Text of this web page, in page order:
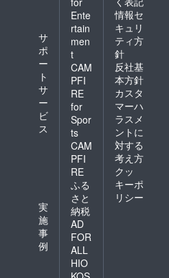
サ
ポ
ー
ト
サ
ー
ビ
ス
実
施
事
例
Ente
rtain
men
t
CAM
PFI
RE
for
Spor
ts
CAM
PFI
RE
ふる
さと
納税
AD
FOR
ALL
HIO
情報セ
キュリ
ティ方
針
反社基
本方針
カスタ
マーハ
ラスメ
ントに
対する
考え方
クッ
キーポ
リシー